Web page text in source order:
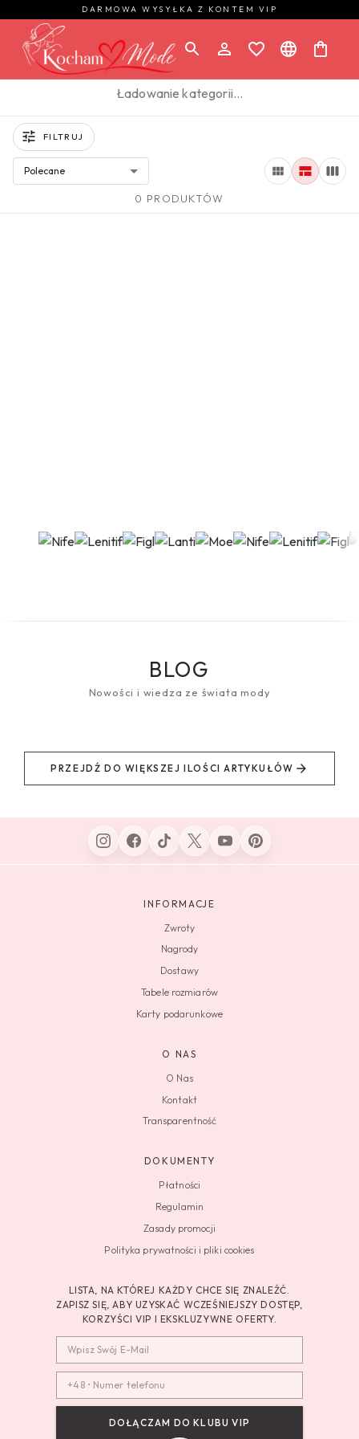
DARMOWA WYSYŁKA Z KONTEM VIP
Ładowanie kategorii…
FILTRUJ
Polecane
0 PRODUKTÓW
BLOG
Nowości i wiedza ze świata mody
PRZEJDŹ DO WIĘKSZEJ ILOŚCI ARTYKUŁÓW
INFORMACJE
Zwroty
Nagrody
Dostawy
Tabele rozmiarów
Karty podarunkowe
O NAS
O Nas
Kontakt
Transparentność
DOKUMENTY
Płatności
Regulamin
Zasady promocji
Polityka prywatności i pliki cookies
LISTA, NA KTÓREJ KAŻDY CHCE SIĘ ZNALEŹĆ.
ZAPISZ SIĘ, ABY UZYSKAĆ WCZEŚNIEJSZY DOSTĘP,
KORZYŚCI VIP I EKSKLUZYWNE OFERTY.
DOŁĄCZAM DO KLUBU VIP